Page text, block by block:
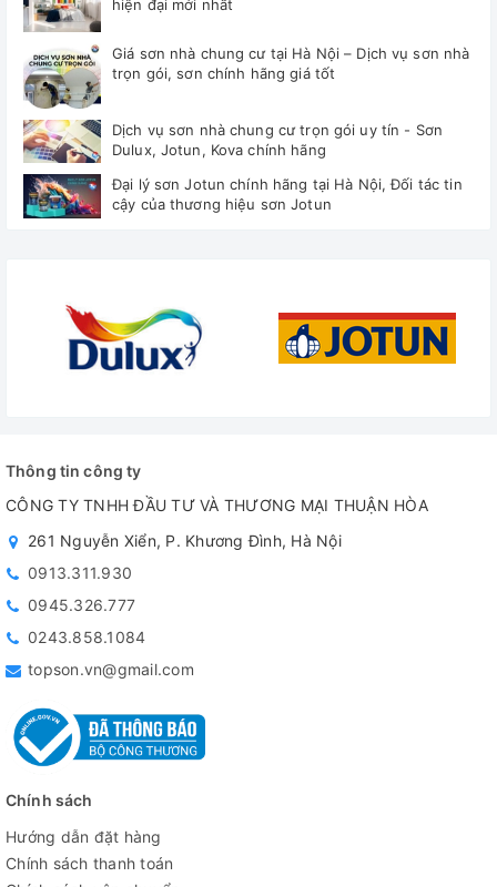
hiện đại mới nhất
Giá sơn nhà chung cư tại Hà Nội – Dịch vụ sơn nhà
trọn gói, sơn chính hãng giá tốt
Dịch vụ sơn nhà chung cư trọn gói uy tín - Sơn
Dulux, Jotun, Kova chính hãng
Đại lý sơn Jotun chính hãng tại Hà Nội, Đối tác tin
cậy của thương hiệu sơn Jotun
Thông tin công ty
CÔNG TY TNHH ĐẦU TƯ VÀ THƯƠNG MẠI THUẬN HÒA
261 Nguyễn Xiển, P. Khương Đình, Hà Nội
0913.311.930
0945.326.777
0243.858.1084
topson.vn@gmail.com
Chính sách
Hướng dẫn đặt hàng
Chính sách thanh toán